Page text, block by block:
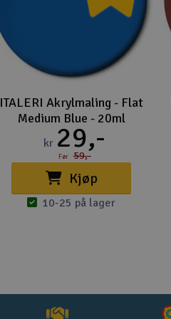
ITALERI Akrylmaling - Flat
Medium Blue - 20ml
kr 29,-
Før 59,-
Kjøp
10-25 på lager